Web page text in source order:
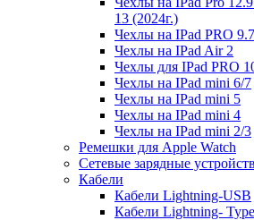
13 (2024г.)
Чехлы на IPad PRO
Чехлы на IPad Air 2
Чехлы для IPad PRO
Чехлы на IPad mini 6/7
Чехлы на IPad mini 5
Чехлы на IPad mini 4
Чехлы на IPad mini 2/3
Ремешки для Apple Watch
Сетевые зарядные
Кабели
Кабели Lightning-USB
Кабели Lightning-